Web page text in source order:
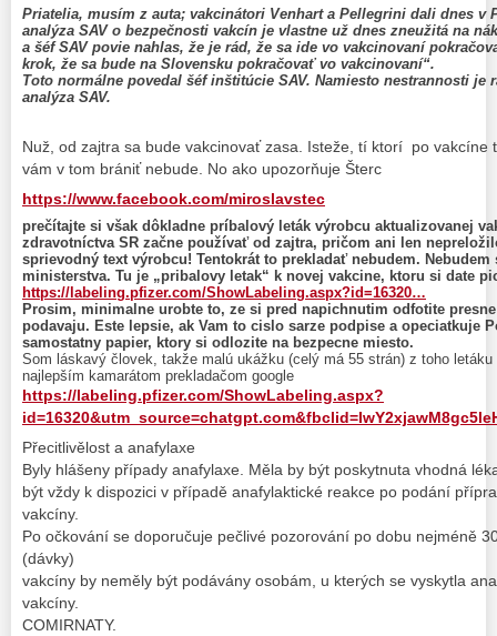
Priatelia, musím z auta; vakcinátori Venhart a Pellegrini dali dnes v
analýza SAV o bezpečnosti vakcín je vlastne už dnes zneužitá na
a šéf SAV povie nahlas, že je rád, že sa ide vo vakcinovaní
krok, že sa bude na Slovensku pokračovať vo vakcinovaní“.
Toto normálne povedal šéf inštitúcie SAV. Namiesto nestrannosti je
analýza SAV.
Nuž, od zajtra sa bude vakcinovať zasa. Isteže, tí ktorí po vakcíne
vám v tom brániť nebude. No ako upozorňuje Šterc
https://www.facebook.com/miroslavstec
prečítajte si však dôkladne príbalový leták výrobcu aktualizovanej
zdravotníctva SR začne používať od zajtra, pričom ani len
sprievodný text výrobcu! Tentokrát to prekladať nebudem.
ministerstva. Tu je „pribalovy letak“ k novej vakcine, ktoru si date
https://labeling.pfizer.com/ShowLabeling.aspx?id=16320…
Prosim, minimalne urobte to, ze si pred napichnutim odfotite
podavaju. Este lepsie, ak Vam to cislo sarze podpise a opeciatkuje
samostatny papier, ktory si odlozite na bezpecne miesto.
Som láskavý človek, takže malú ukážku (celý má 55 strán) z toho
najlepším kamarátom prekladačom google
https://labeling.pfizer.com/ShowLabeling.aspx?
Přecitlivělost a anafylaxe
Byly hlášeny případy anafylaxe. Měla by být poskytnuta vhodná
být vždy k dispozici v případě anafylaktické reakce po podání
vakcíny.
Po očkování se doporučuje pečlivé pozorování po dobu nejméně
(dávky)
vakcíny by neměly být podávány osobám, u kterých se vyskytla
vakcíny.
COMIRNATY.